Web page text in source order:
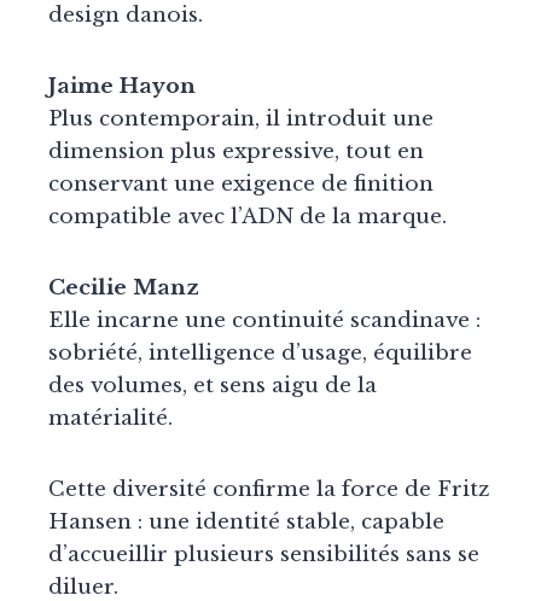
design danois.
Jaime Hayon
Plus contemporain, il introduit une
dimension plus expressive, tout en
conservant une exigence de finition
compatible avec l’ADN de la marque.
Cecilie Manz
Elle incarne une continuité scandinave :
sobriété, intelligence d’usage, équilibre
des volumes, et sens aigu de la
matérialité.
Cette diversité confirme la force de Fritz
Hansen : une identité stable, capable
d’accueillir plusieurs sensibilités sans se
diluer.